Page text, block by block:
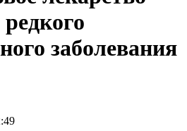
заболевания